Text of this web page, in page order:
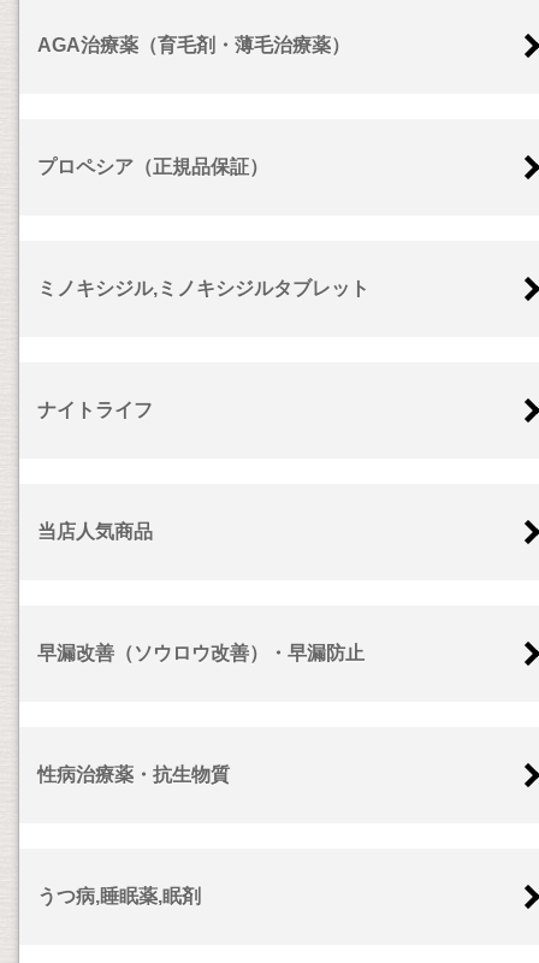
AGA治療薬（育毛剤・薄毛治療薬）
プロペシア（正規品保証）
ミノキシジル,ミノキシジルタブレット
ナイトライフ
当店人気商品
早漏改善（ソウロウ改善）・早漏防止
性病治療薬・抗生物質
うつ病,睡眠薬,眠剤